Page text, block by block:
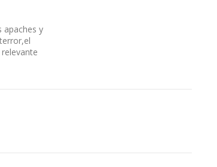
apaches y